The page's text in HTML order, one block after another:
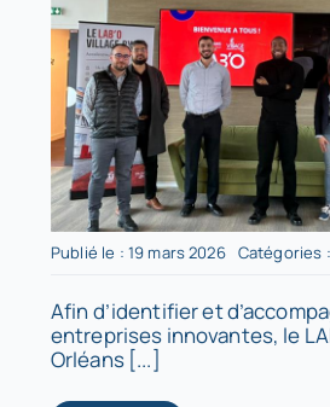
Publié le : 19 mars 2026 Catégories :
Afin d’identifier et
entreprises innovantes, le
Orléans [...]